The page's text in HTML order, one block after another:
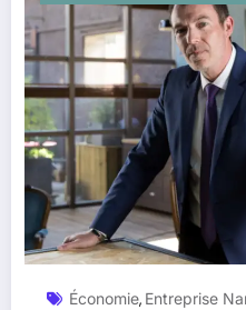
Économie, Entreprise